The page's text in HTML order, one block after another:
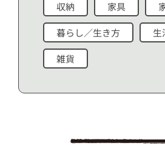
収納 家具
暮らし／生き方 生
雑貨